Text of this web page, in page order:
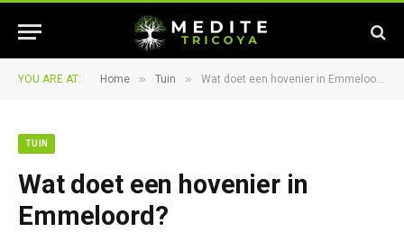
YOU ARE AT: Home » Tuin » Wat doet een hovenier in Emmeloord?
TUIN
Wat doet een hovenier in
Emmeloord?